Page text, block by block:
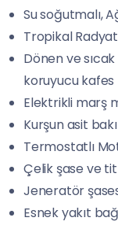
Su soğutmalı,
Tropikal
Dönen ve
koruyucu kafes
Elektrikli marş
Kurşun asit
Termostatlı
Çelik şase ve
Jeneratör
Esnek yakıt